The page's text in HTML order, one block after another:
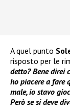
A quel punto
risposto per le
detto? Bene direi
ho piacere a fare
male, io stavo
Però se si deve